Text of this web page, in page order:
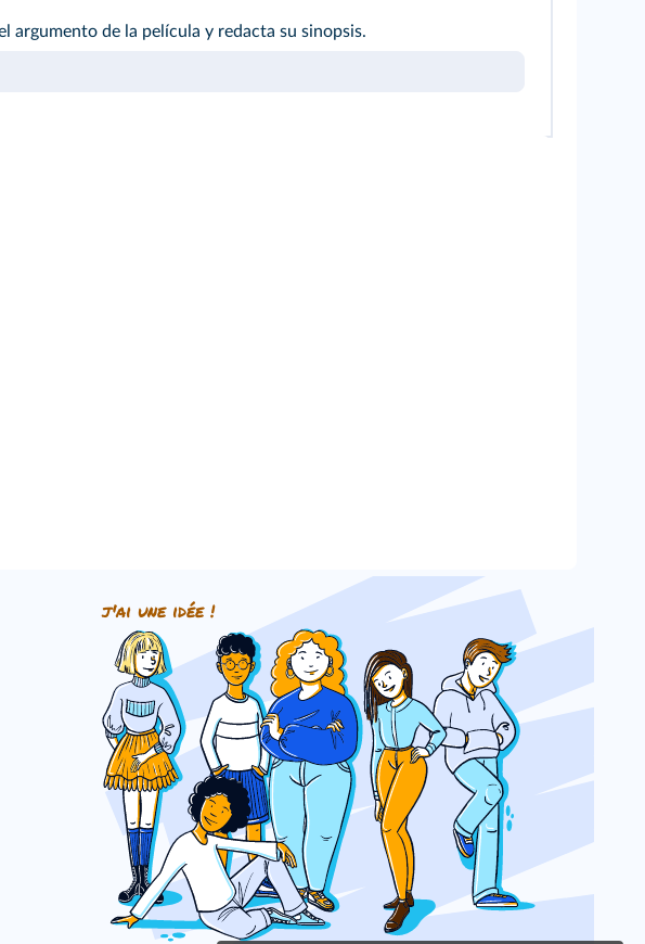
argumento de la película y redacta su sinopsis.
j'ai une idée !